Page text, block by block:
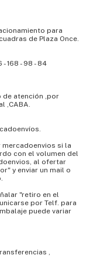
para
de Plaza Once.
- 168 - 98 - 84
de atención ,por
,CABA.
mercadoenvios si la
con el volumen del
al ofertar
y enviar un mail o
"retiro en el
por Telf. para
puede variar
,